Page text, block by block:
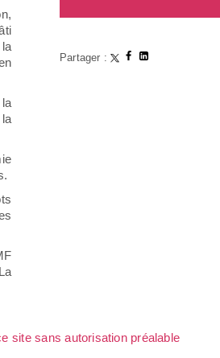
Partager :
site sans autorisation préalable